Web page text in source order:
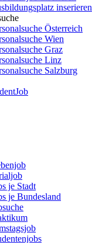
inserieren
Österreich
Wien
Graz
Linz
Salzburg
je Stadt
je Bundesland